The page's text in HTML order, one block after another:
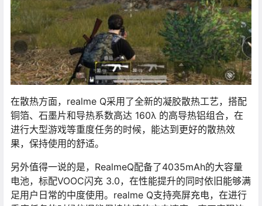
在散热方面，realme Q采用了全新的凝胶散热工艺，搭配
铜箔、石墨片和导热系数高达 160λ 的高导热铝组合，在
进行大型游戏等重度任务的时候，能达到更好的散热效
果，保持使用的舒适。
另外值得一说的是，RealmeQ配备了4035mAh的大容量
电池，标配VOOC闪充 3.0，在性能提升的同时依旧能够满
足用户日常的中度使用。realme Q支持亮屏充电，在进行